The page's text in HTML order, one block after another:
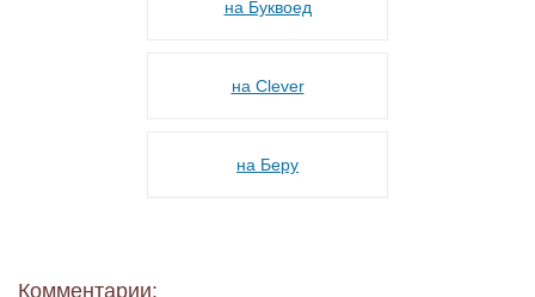
на Буквоед
на Сlever
на Беру
Комментарии: